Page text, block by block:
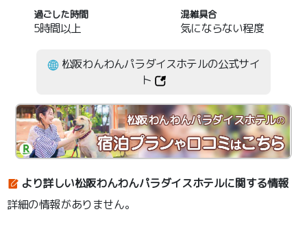
過ごした時間
5時間以上
混雑具合
気にならない程度
松阪わんわんパラダイスホテルの公式サイ
ト
松阪わんわんパラダイスホテルの
より詳しい松阪わんわんパラダイスホテルに関する情報
詳細の情報がありません。